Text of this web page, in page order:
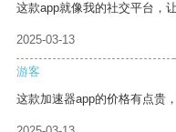
这款app就像我的社交平台，
2025-03-13
游客
这款加速器app的价格有点贵